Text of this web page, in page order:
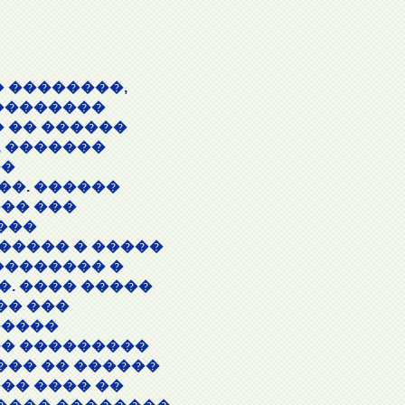
��������,
�� ������
�������
������
���
� �����
�
���� �����
���
���������
�� ������
���� ��